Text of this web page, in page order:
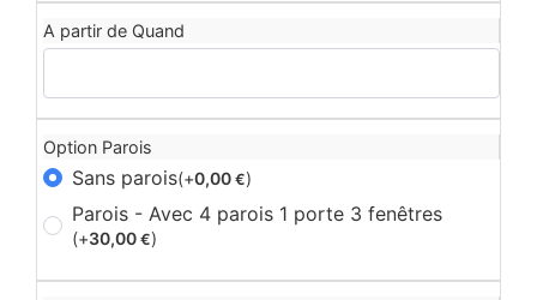
A partir de Quand
Option Parois
Sans parois(+0,00 €)
Parois - Avec 4 parois 1 porte 3 fenêtres
(+30,00 €)